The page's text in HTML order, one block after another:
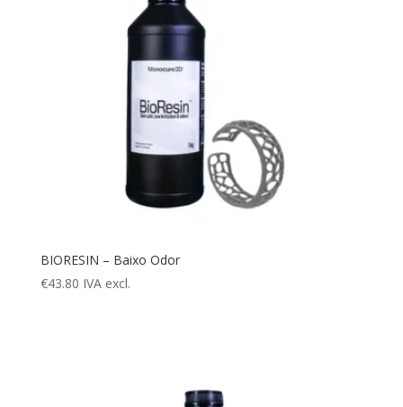
BIORESIN – Baixo Odor
€43.80 IVA excl.